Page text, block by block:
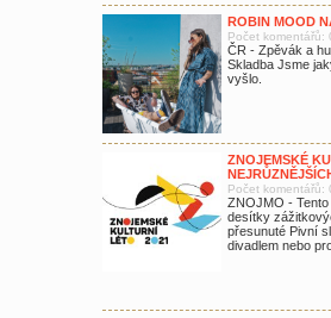
ROBIN MOOD
Počet komentářů:
ČR - Zpěvák a
Skladba Jsme
vyšlo.
ZNOJEMSKÉ
Počet komentářů:
ZNOJMO -
desítky
přesunuté Pivní
divadlem nebo